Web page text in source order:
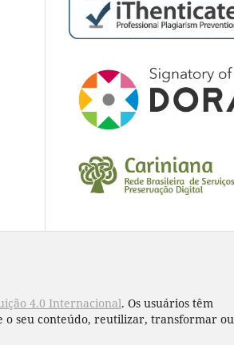
4.0 Internacional. Os usuários têm
seu conteúdo, reutilizar, transformar ou